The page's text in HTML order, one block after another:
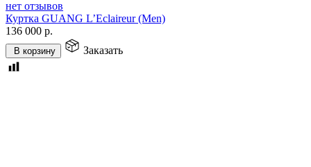
нет отзывов
Куртка GUANG L’Eclaireur (Men)
136 000 р.
В корзину Заказать